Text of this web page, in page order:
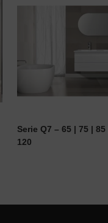
Serie Q7 – 65 | 75 | 85
120